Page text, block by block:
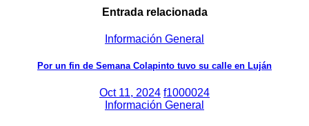
Entrada relacionada
Información General
Por un fin de Semana Colapinto tuvo su calle en Luján
Oct 11, 2024 f1000024
Información General